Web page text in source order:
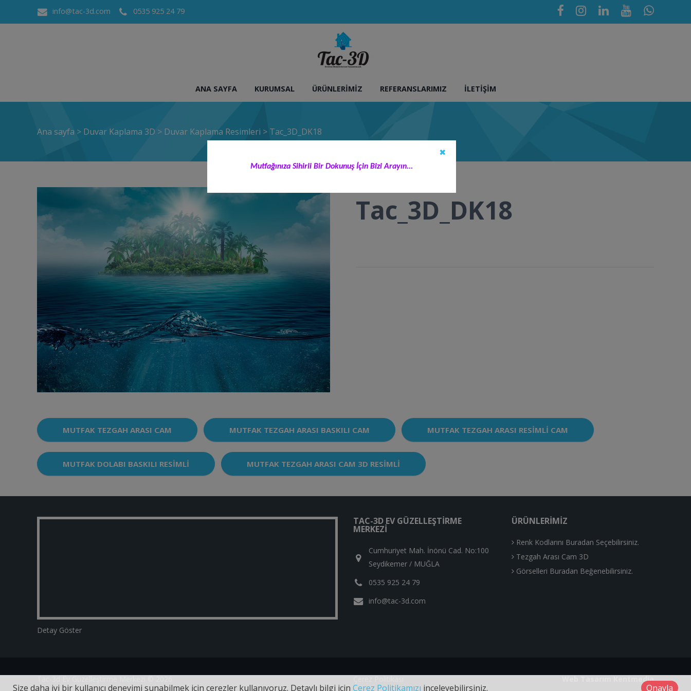
info@tac-3d.com 0535 925 24 79
ANA SAYFA KURUMSAL ÜRÜNLERIMIZ REFERANSLARIMIZ İLETIŞIM
Ana sayfa > Duvar Kaplama 3D > Duvar Kaplama Resimleri > Tac_3D_DK18
Tac_3D_DK18
MUTFAK TEZGAH ARASI CAM MUTFAK TEZGAH ARASI BASKILI CAM MUTFAK TEZGAH ARASI RESIMLI CAM
MUTFAK DOLABI BASKILI RESIMLI MUTFAK TEZGAH ARASI CAM 3D RESIMLI
Detay Göster
TAC-3D EV GÜZELLEŞTIRME
MERKEZI
Cumhuriyet Mah. İnönü Cad. No:100
Seydikemer / MUĞLA
0535 925 24 79
info@tac-3d.com
ÜRÜNLERIMIZ
Renk Kodlarını Buradan Seçebilirsiniz.
Tezgah Arası Cam 3D
Görselleri Buradan Beğenebilirsiniz.
Kentmedia
Mutfağınıza Sihirli Bir Dokunuş İçin Bizi Arayın...
✖
Size daha iyi bir kullanıcı deneyimi sunabilmek için çerezler kullanıyoruz. Detaylı bilgi için Çerez Politikamızı inceleyebilirsiniz. Onayla